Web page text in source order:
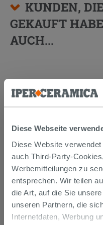
Diese Webseite
Diese Website
auch Third-Party-
Werbemitteilungen zu
entsprechen. Wir teilen
die Art, auf die Sie
unseren Partnern, die
Internetdaten, Werbung
KUNDEN,
GEKAUFT
AUCH...
Granit Weiß
314,90 € /